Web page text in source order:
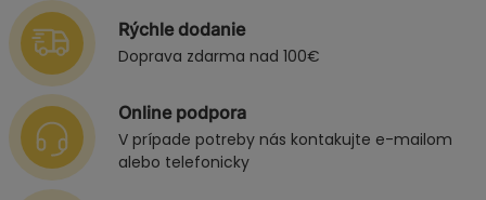
Rýchle dodanie
Doprava zdarma nad 100€
Online podpora
V prípade potreby nás kontakujte e-mailom
alebo telefonicky